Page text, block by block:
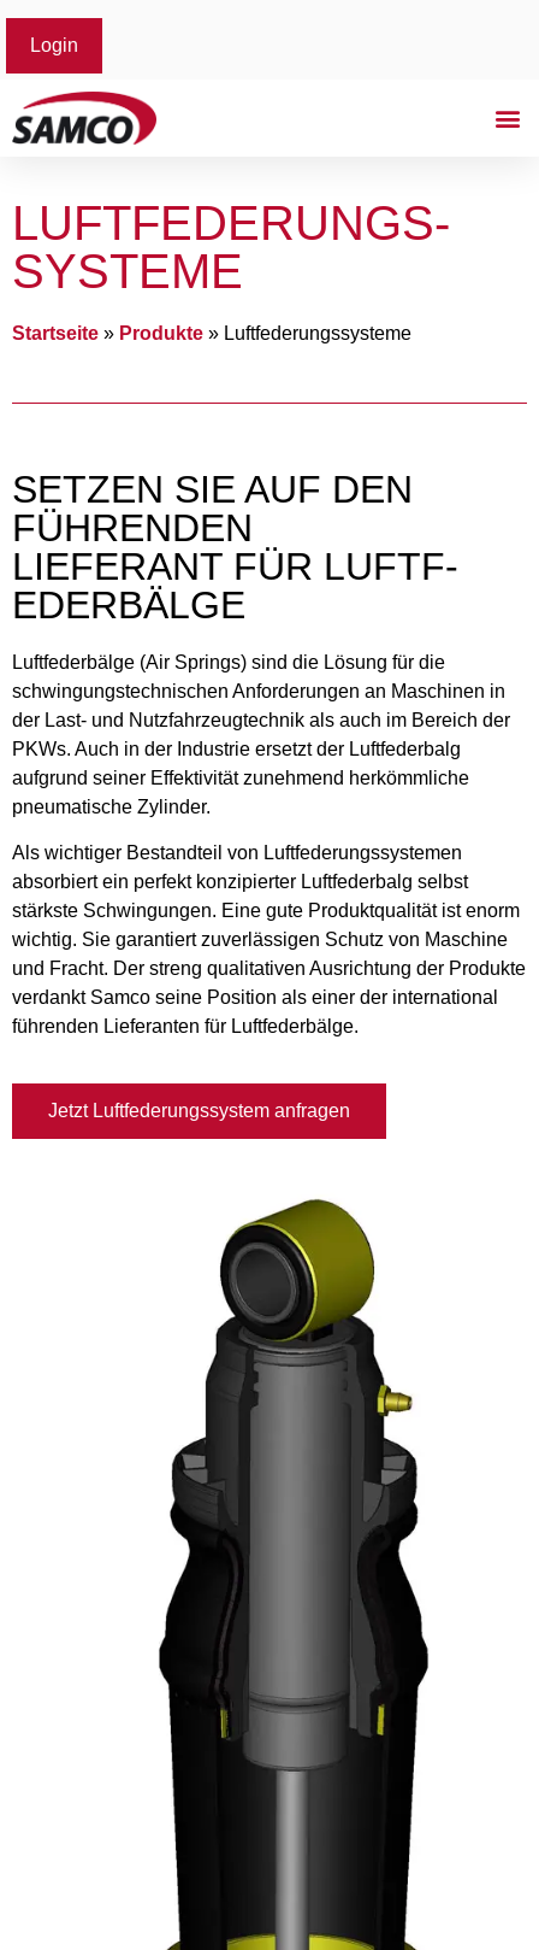
Login
LUFT­FEDERUNGS­
SYSTEME
Startseite » Produkte » Luft­federungs­systeme
SETZEN SIE AUF DEN
FÜHRENDEN
LIEFER­ANT FÜR LUFTF­
EDER­BÄLGE
Luftfederbälge (Air Springs) sind die Lösung für die
schwingungstechnischen Anforderungen an Maschinen in
der Last- und Nutzfahrzeugtechnik als auch im Bereich der
PKWs. Auch in der Industrie ersetzt der Luftfederbalg
aufgrund seiner Effektivität zunehmend herkömmliche
pneumatische Zylinder.
Als wichtiger Bestandteil von Luftfederungssystemen
absorbiert ein perfekt konzipierter Luftfederbalg selbst
stärkste Schwingungen. Eine gute Produktqualität ist enorm
wichtig. Sie garantiert zuverlässigen Schutz von Maschine
und Fracht. Der streng qualitativen Ausrichtung der Produkte
verdankt Samco seine Position als einer der international
führenden Lieferanten für Luftfederbälge.
Jetzt Luftfederungssystem anfragen